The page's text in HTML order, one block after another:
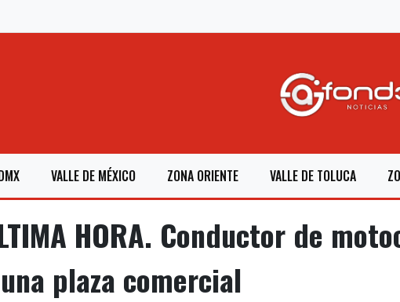
VALLE DE MÉXICO ZONA ORIENTE VALLE DE TOLUCA
HORA. Conductor de
plaza comercial